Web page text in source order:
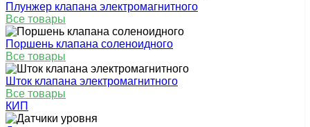
Плунжер клапана электромагнитного
Все товары
Поршень клапана соленоидного
Все товары
Шток клапана электромагнитного
Все товары
КИП